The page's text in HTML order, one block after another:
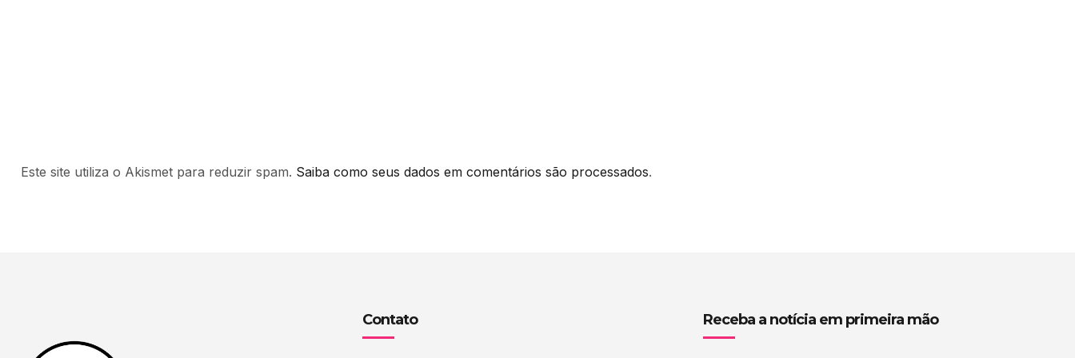
Este site utiliza o Akismet para reduzir spam. Saiba como seus dados em comentários são processados.
Contato Receba a notícia em primeira mão